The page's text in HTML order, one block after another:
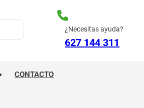
¿Necesitas ayuda?
627 144 311
CONTACTO